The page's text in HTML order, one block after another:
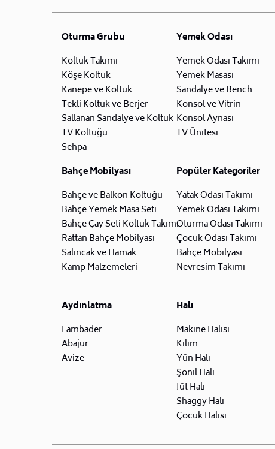
Oturma Grubu
Koltuk Takımı
Köşe Koltuk
Kanepe ve Koltuk
Tekli Koltuk ve Berjer
Sallanan Sandalye ve Koltuk
TV Koltuğu
Sehpa
Yemek Odası
Yemek Odası Takımı
Yemek Masası
Sandalye ve Bench
Konsol ve Vitrin
Konsol Aynası
TV Ünitesi
Bahçe Mobilyası
Bahçe ve Balkon Koltuğu
Bahçe Yemek Masa Seti
Bahçe Çay Seti Koltuk Takımı
Rattan Bahçe Mobilyası
Salıncak ve Hamak
Kamp Malzemeleri
Popüler Kategoriler
Yatak Odası Takımı
Yemek Odası Takımı
Oturma Odası Takımı
Çocuk Odası Takımı
Bahçe Mobilyası
Nevresim Takımı
Aydınlatma
Lambader
Abajur
Avize
Halı
Makine Halısı
Kilim
Yün Halı
Şönil Halı
Jüt Halı
Shaggy Halı
Çocuk Halısı